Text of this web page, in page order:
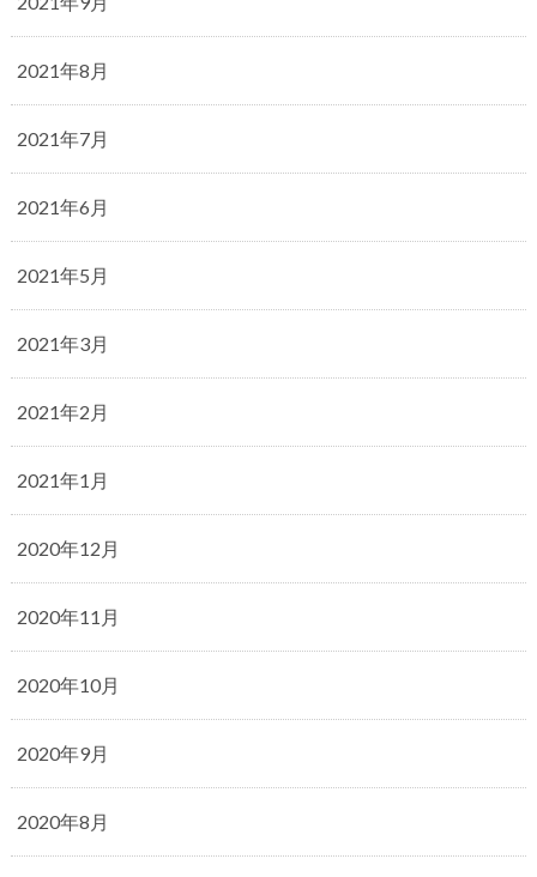
2021年8月
2021年7月
2021年6月
2021年5月
2021年3月
2021年2月
2021年1月
2020年12月
2020年11月
2020年10月
2020年9月
2020年8月